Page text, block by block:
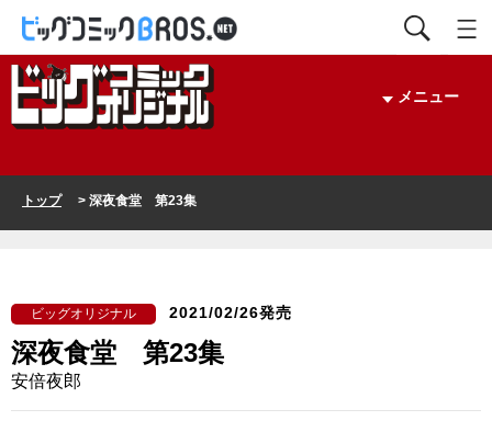
メニュー
トップ> 深夜食堂 第23集
ビッグオリジナル 2021/02/26発売
深夜食堂 第23集
安倍夜郎